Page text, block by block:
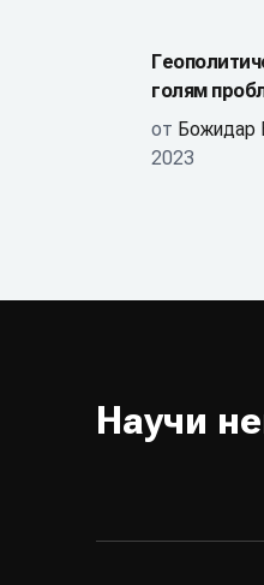
голям
от Божидар
2023
Научи